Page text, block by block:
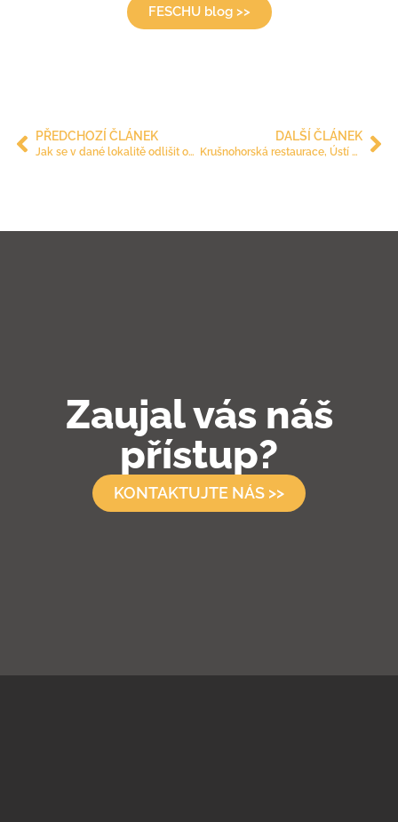
FESCHU blog >>
PŘEDCHOZÍ ČLÁNEK
Jak se v dané lokalitě odlišit od konkurence
DALŠÍ ČLÁNEK
Krušnohorská restaurace, Ústí nad Labem
Zaujal vás náš
přístup?
KONTAKTUJTE NÁS >>